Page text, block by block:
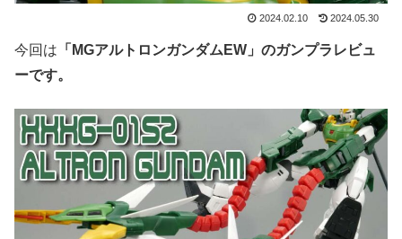
2024.02.10 2024.05.30
今回は 「MGアルトロンガンダムEW」のガンプラレビュ
ーです。